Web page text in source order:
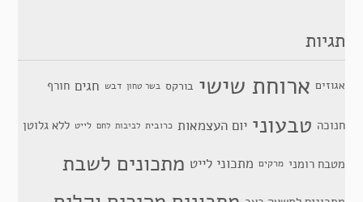
תגיות
אגוזים ארוחת שישי בורקס בשר טחון דבש חגים חורף
חנוכה טבעוני יום העצמאות כרובית לביבות לחם לייט ללא גלוטן
מטבח רומני מרקים מתכוני לייט מתכונים לשבת